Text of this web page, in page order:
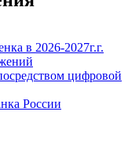
в 2026-2027г.г.
цифровой
России